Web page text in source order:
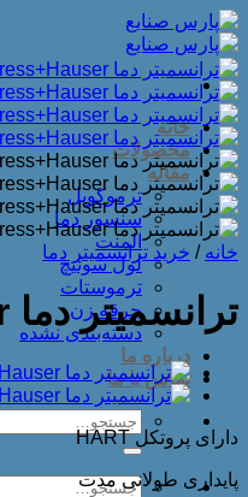
Skip
to
content
خانه
محصولات
مقاله
ترموکوپل
سنسور دما
المنت
لول سوئیچ
ترموستات
جرقه زن
دسته‌بندی نشده
درباره ما
تماس با ما
جستجو
برای:
جستجو
خانه / خرید ترانسمیتر دما
ترانسمیتر دما Endress+Hauser مدل TMT82
دارای پروتکل HART
پایداری طولانی مدت